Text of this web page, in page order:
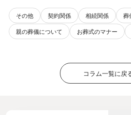
その他 契約関係 相続関係 葬
親の葬儀について
お葬式のマナー
コラム一覧に戻